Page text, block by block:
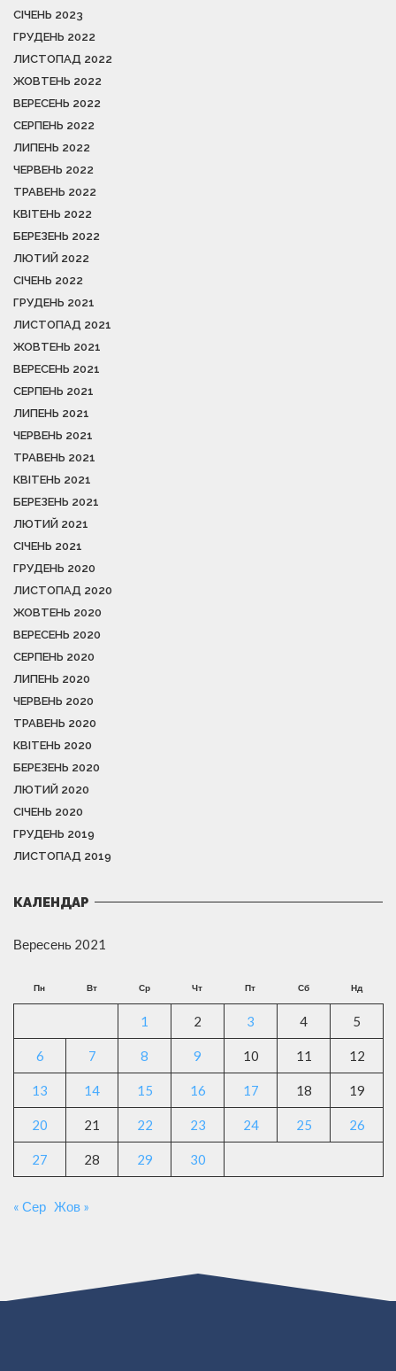
СІЧЕНЬ 2023
ГРУДЕНЬ 2022
ЛИСТОПАД 2022
ЖОВТЕНЬ 2022
ВЕРЕСЕНЬ 2022
СЕРПЕНЬ 2022
ЛИПЕНЬ 2022
ЧЕРВЕНЬ 2022
ТРАВЕНЬ 2022
КВІТЕНЬ 2022
БЕРЕЗЕНЬ 2022
ЛЮТИЙ 2022
СІЧЕНЬ 2022
ГРУДЕНЬ 2021
ЛИСТОПАД 2021
ЖОВТЕНЬ 2021
ВЕРЕСЕНЬ 2021
СЕРПЕНЬ 2021
ЛИПЕНЬ 2021
ЧЕРВЕНЬ 2021
ТРАВЕНЬ 2021
КВІТЕНЬ 2021
БЕРЕЗЕНЬ 2021
ЛЮТИЙ 2021
СІЧЕНЬ 2021
ГРУДЕНЬ 2020
ЛИСТОПАД 2020
ЖОВТЕНЬ 2020
ВЕРЕСЕНЬ 2020
СЕРПЕНЬ 2020
ЛИПЕНЬ 2020
ЧЕРВЕНЬ 2020
ТРАВЕНЬ 2020
КВІТЕНЬ 2020
БЕРЕЗЕНЬ 2020
ЛЮТИЙ 2020
СІЧЕНЬ 2020
ГРУДЕНЬ 2019
ЛИСТОПАД 2019
КАЛЕНДАР
Вересень 2021
Пн Вт Ср Чт Пт Сб Нд
1 2 3 4 5
6 7 8 9 10 11 12
13 14 15 16 17 18 19
20 21 22 23 24 25 26
27 28 29 30
« Сер Жов »